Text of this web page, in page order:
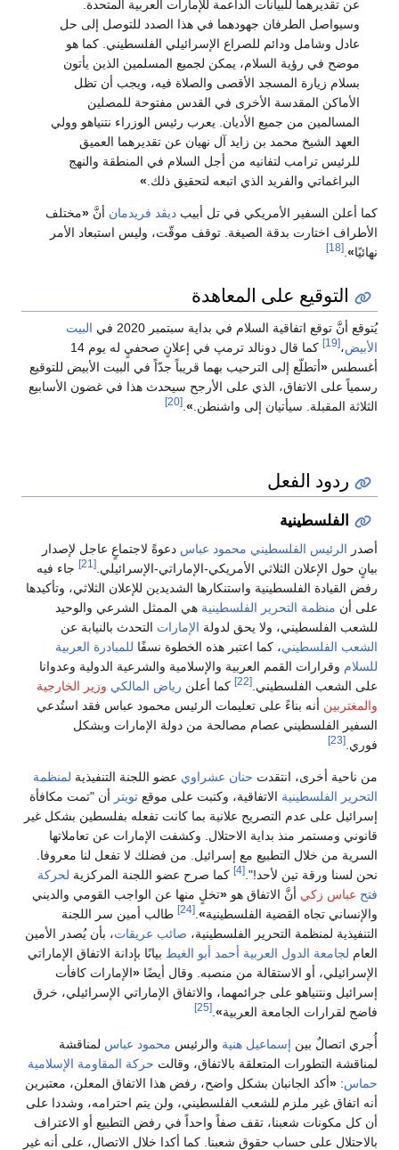
عن تقديرهما للبيانات الداعمة للإمارات العربية المتحدة.
وسيواصل الطرفان جهودهما في هذا الصدد للتوصل إلى حل
عادل وشامل ودائم للصراع الإسرائيلي الفلسطيني. كما هو
موضح في رؤية السلام، يمكن لجميع المسلمين الذين يأتون
بسلام زيارة المسجد الأقصى والصلاة فيه، ويجب أن تظل
الأماكن المقدسة الأخرى في القدس مفتوحة للمصلين
المسالمين من جميع الأديان. يعرب رئيس الوزراء نتنياهو وولي
العهد الشيخ محمد بن زايد آل نهيان عن تقديرهما العميق
للرئيس ترامب لتفانيه من أجل السلام في المنطقة والنهج
البراغماتي والفريد الذي اتبعه لتحقيق ذلك.»
كما أعلن السفير الأمريكي في تل أبيب ديڤد فريدمان أنَّ «مختلف
الأطراف اختارت بدقة الصيغة. توقف موقّت، وليس استبعاد الأمر
نهائيًا»
.
[18]
التوقيع على المعاهدة
يُتوقع أنَّ توقع اتفاقية السلام في بداية سبتمبر 2020 في
البيت
الأبيض،[19]
كما قال دونالد ترمپ في إعلانٍ صحفيٍ له يوم 14
أغسطس «أتطلّع إلى الترحيب بهما قريباً جدّاً في البيت الأبيض للتوقيع
رسمياً على الاتفاق، الذي على الأرجح سيحدث هذا في غضون الأسابيع
الثلاثة المقبلة. سيأتيان إلى واشنطن. »
[20]
ردود الفعل
الفلسطينية
أصدر الرئيس الفلسطيني محمود عباس دعوةً لاجتماعٍ عاجل لإصدار
بيانٍ حول الإعلان الثلاثي الأمريكي-الإماراتي-الإسرائيلي. [21]
جاء فيه
رفض القيادة الفلسطينية واستنكارها الشديدين للإعلان الثلاثي، وتأكيدها
على أن منظمة التحرير الفلسطينية هي الممثل الشرعي والوحيد
للشعب الفلسطيني، ولا يحق لدولة الإمارات التحدث بالنيابة عن
الشعب الفلسطيني، كما اعتبر هذه الخطوة نسفًا للمبادرة العربية
للسلام وقرارات القمم العربية والإسلامية والشرعية الدولية وعدوانا
على الشعب الفلسطيني. [22] كما أعلن رياض المالكي وزير الخارجية
والمغتربين أنه بناءً على تعليمات الرئيس محمود عباس فقد استُدعي
السفير الفلسطيني عصام مصالحة من دولة الإمارات وبشكل
فوري. [23]
من ناحية أخرى، انتقدت حنان عشراوي عضو اللجنة التنفيذية لمنظمة
التحرير الفلسطينية الاتفاقية، وكتبت على موقع تويتر أن "تمت مكافأة
إسرائيل على عدم التصريح علانية بما كانت تفعله بفلسطين بشكل غير
قانوني ومستمر منذ بداية الاحتلال. وكشفت الإمارات عن تعاملاتها
السرية من خلال التطبيع مع إسرائيل. من فضلك لا تفعل لنا معروفا.
نحن لسنا ورقة تين لأحد!". [4] كما صرح عضو اللجنة المركزية لحركة
فتح عباس زكي أنَّ الاتفاق هو «تخلٍ منها عن الواجب القومي والديني
والإنساني تجاه القضية الفلسطينية»
[24]
طالب أمين سر اللجنة
التنفيذية لمنظمة التحرير الفلسطينية، صائب عريقات، بأن يُصدر الأمين
العام لجامعة الدول العربية أحمد أبو الغيط بيانًا بإدانة الاتفاق الإماراتي
الإسرائيلي، أو الاستقالة من منصبه. وقال أيضًا «الإمارات كافأت
إسرائيل ونتنياهو على جرائمهما، والاتفاق الإماراتي الإسرائيلي، خرق
فاضح لقرارات الجامعة العربية»
[25]
أُجري اتصالٌ بين إسماعيل هنية والرئيس محمود عباس لمناقشة
لمناقشة التطورات المتعلقة بالاتفاق، وقالت حركة المقاومة الإسلامية
حماس:
«أكد الجانبان بشكل واضح، رفض هذا الاتفاق المعلن، معتبرين
أنه اتفاق غير ملزم للشعب الفلسطيني، ولن يتم احترامه، وشددا على
أن كل مكونات شعبنا، تقف صفاً واحداً في رفض التطبيع أو الاعتراف
بالاحتلال على حساب حقوق شعبنا. كما أكدا خلال الاتصال، على أنه غير